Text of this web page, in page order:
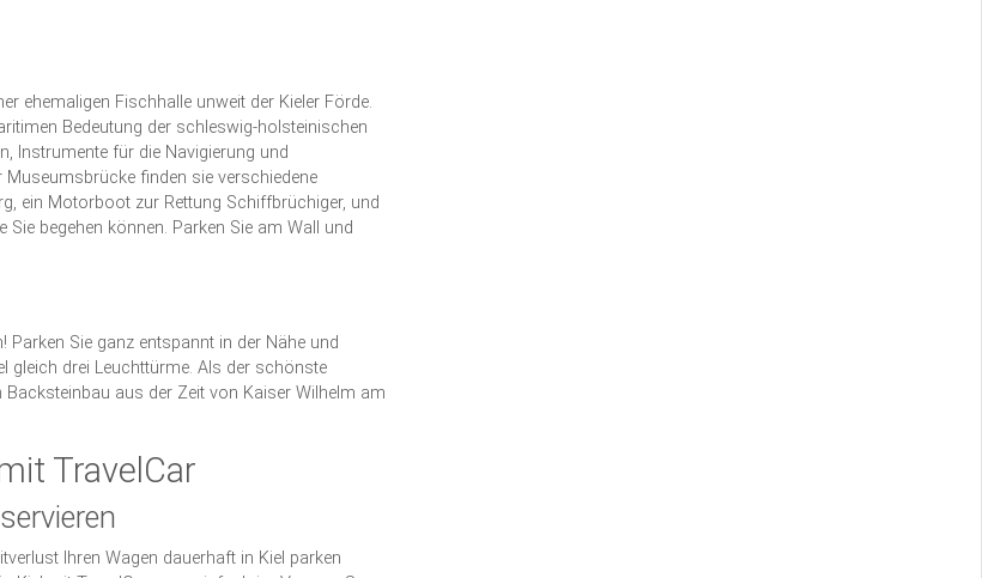
ehemaligen Fischhalle unweit der Kieler Förde.
Bedeutung der schleswig-holsteinischen
Instrumente für die Navigierung und
Museumsbrücke finden sie verschiedene
ein Motorboot zur Rettung Schiffbrüchiger, und
begehen können. Parken Sie am Wall und
Sie ganz entspannt in der Nähe und
gleich drei Leuchttürme. Als der schönste
aus der Zeit von Kaiser Wilhelm am
TravelCar
Ihren Wagen dauerhaft in Kiel parken